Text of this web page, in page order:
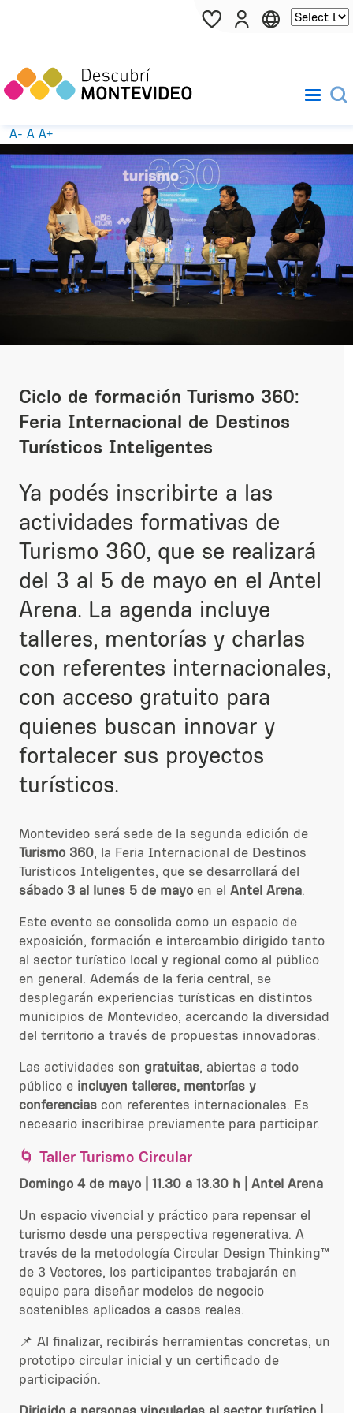
Pasar al contenido principal
A- A A+
Ciclo de formación Turismo 360:
Feria Internacional de Destinos
Turísticos Inteligentes
Ya podés inscribirte a las
actividades formativas de
Turismo 360, que se realizará
del 3 al 5 de mayo en el Antel
Arena. La agenda incluye
talleres, mentorías y charlas
con referentes internacionales,
con acceso gratuito para
quienes buscan innovar y
fortalecer sus proyectos
turísticos.
Montevideo será sede de la segunda edición de
Turismo 360, la Feria Internacional de Destinos
Turísticos Inteligentes, que se desarrollará del
sábado 3 al lunes 5 de mayo en el Antel Arena.
Este evento se consolida como un espacio de
exposición, formación e intercambio dirigido tanto
al sector turístico local y regional como al público
en general. Además de la feria central, se
desplegarán experiencias turísticas en distintos
municipios de Montevideo, acercando la diversidad
del territorio a través de propuestas innovadoras.
Las actividades son gratuitas, abiertas a todo
público e incluyen talleres, mentorías y
conferencias con referentes internacionales. Es
necesario inscribirse previamente para participar.
🌀 Taller Turismo Circular
Domingo 4 de mayo | 11.30 a 13.30 h | Antel Arena
Un espacio vivencial y práctico para repensar el
turismo desde una perspectiva regenerativa. A
través de la metodología Circular Design Thinking™
de 3 Vectores, los participantes trabajarán en
equipo para diseñar modelos de negocio
sostenibles aplicados a casos reales.
📌 Al finalizar, recibirás herramientas concretas, un
prototipo circular inicial y un certificado de
participación.